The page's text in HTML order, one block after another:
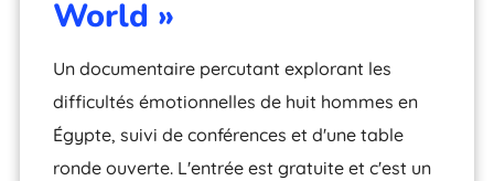
World »
Un documentaire percutant explorant les
difficultés émotionnelles de huit hommes en
Égypte, suivi de conférences et d'une table
ronde ouverte. L'entrée est gratuite et c'est un